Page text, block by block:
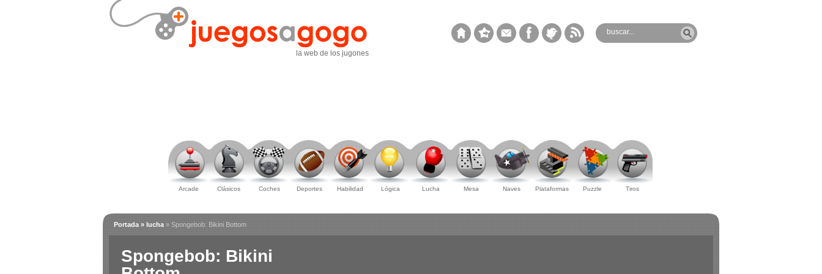
la web de los jugones
Arcade Clásicos Coches Deportes Habilidad Lógica Lucha Mesa Naves Plataformas Puzzle Tiros
Portada » lucha » Spongebob: Bikini Bottom
Spongebob: Bikini